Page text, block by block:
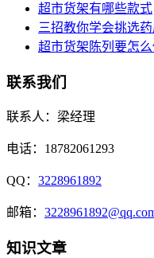
超市货架有哪些款式
三招教你学会挑选
超市货架陈列要怎
联系我们
联系人：梁经理
电话：18782061293
QQ： 3228961892
邮箱：
知识文章